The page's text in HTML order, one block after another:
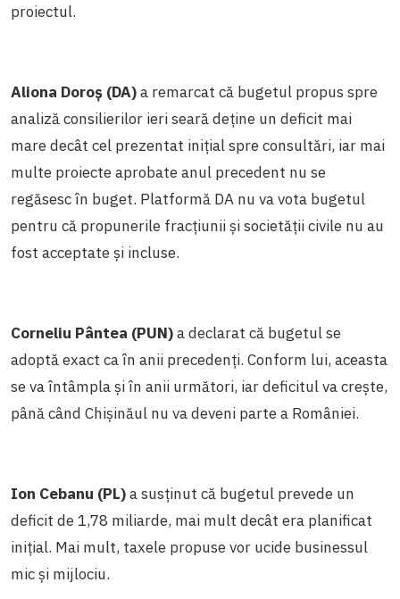
proiectul.
Aliona Doroș (DA)a remarcat că bugetul propus spre
analiză consilierilor ieri seară deține un deficit mai
mare decât cel prezentat inițial spre consultări, iar mai
multe proiecte aprobate anul precedent nu se
regăsesc în buget. Platformă DA nu va vota bugetul
pentru că propunerile fracțiunii și societății civile nu au
fost acceptate și incluse.
Corneliu Pântea (PUN)a declarat că bugetul se
adoptă exact ca în anii precedenți. Conform lui, aceasta
se va întâmpla și în anii următori, iar deficitul va crește,
până când Chișinăul nu va deveni parte a României.
Ion Cebanu (PL)a susținut că bugetul prevede un
deficit de 1,78 miliarde, mai mult decât era planificat
inițial. Mai mult, taxele propuse vor ucide businessul
mic și mijlociu.